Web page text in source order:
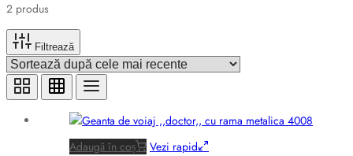
2 produs
Filtrează
Adaugă în coș Vezi rapid